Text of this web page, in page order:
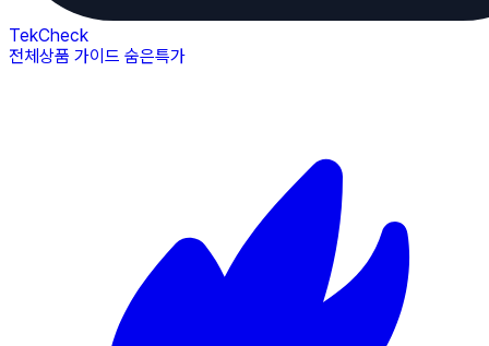
TekCheck
전체상품 가이드 숨은특가